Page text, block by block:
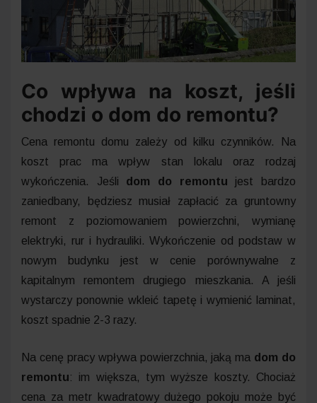
Co wpływa na koszt, jeśli
chodzi o dom do remontu?
Cena remontu domu zależy od kilku czynników. Na
koszt prac ma wpływ stan lokalu oraz rodzaj
wykończenia. Jeśli dom do remontu jest bardzo
zaniedbany, będziesz musiał zapłacić za gruntowny
remont z poziomowaniem powierzchni, wymianę
elektryki, rur i hydrauliki. Wykończenie od podstaw w
nowym budynku jest w cenie porównywalne z
kapitalnym remontem drugiego mieszkania. A jeśli
wystarczy ponownie wkleić tapetę i wymienić laminat,
koszt spadnie 2-3 razy.
Na cenę pracy wpływa powierzchnia, jaką ma dom do
remontu: im większa, tym wyższe koszty. Chociaż
cena za metr kwadratowy dużego pokoju może być